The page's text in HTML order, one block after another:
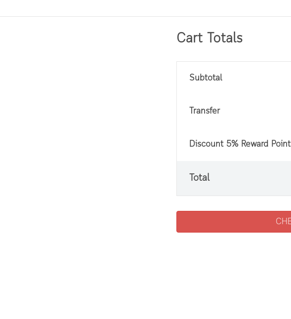
Cart Totals
Subtotal
Transfer
Discount 5% Reward Point
Total